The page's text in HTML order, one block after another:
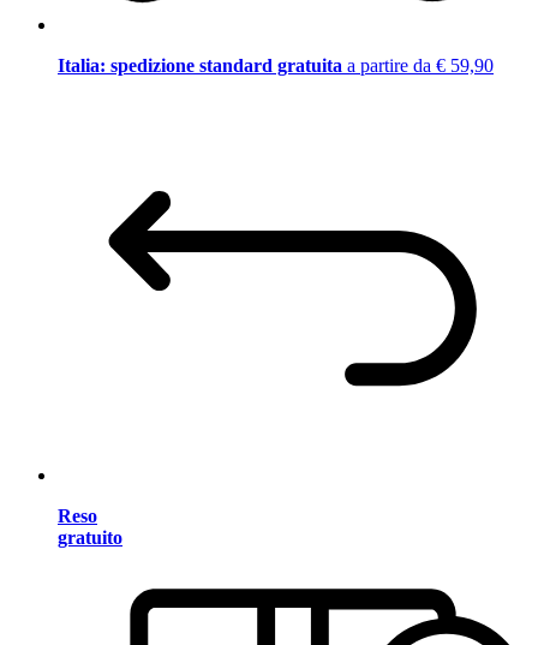
Italia: spedizione standard gratuita a partire da € 59,90
Reso
gratuito